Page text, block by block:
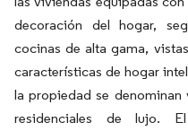
decoración del hogar,
cocinas de alta gama,
características de hogar
la propiedad se
residenciales de lujo.